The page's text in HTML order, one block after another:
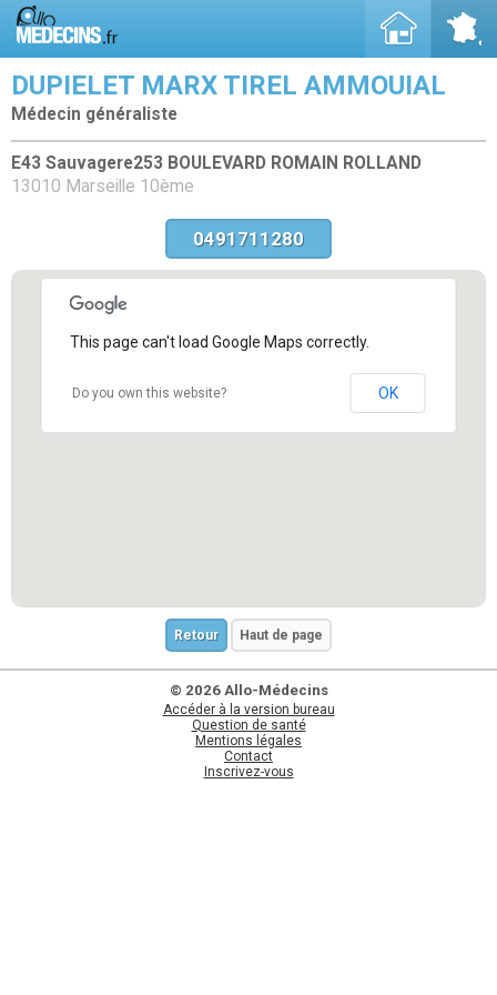
DUPIELET MARX TIREL AMMOUIAL
Médecin généraliste
E43 Sauvagere253 BOULEVARD ROMAIN ROLLAND
13010 Marseille 10ème
0491711280
This page can't load Google Maps correctly.
Do you own this website? OK
Retour Haut de page
© 2026 Allo-Médecins
Accéder à la version bureau
Question de santé
Mentions légales
Contact
Inscrivez-vous